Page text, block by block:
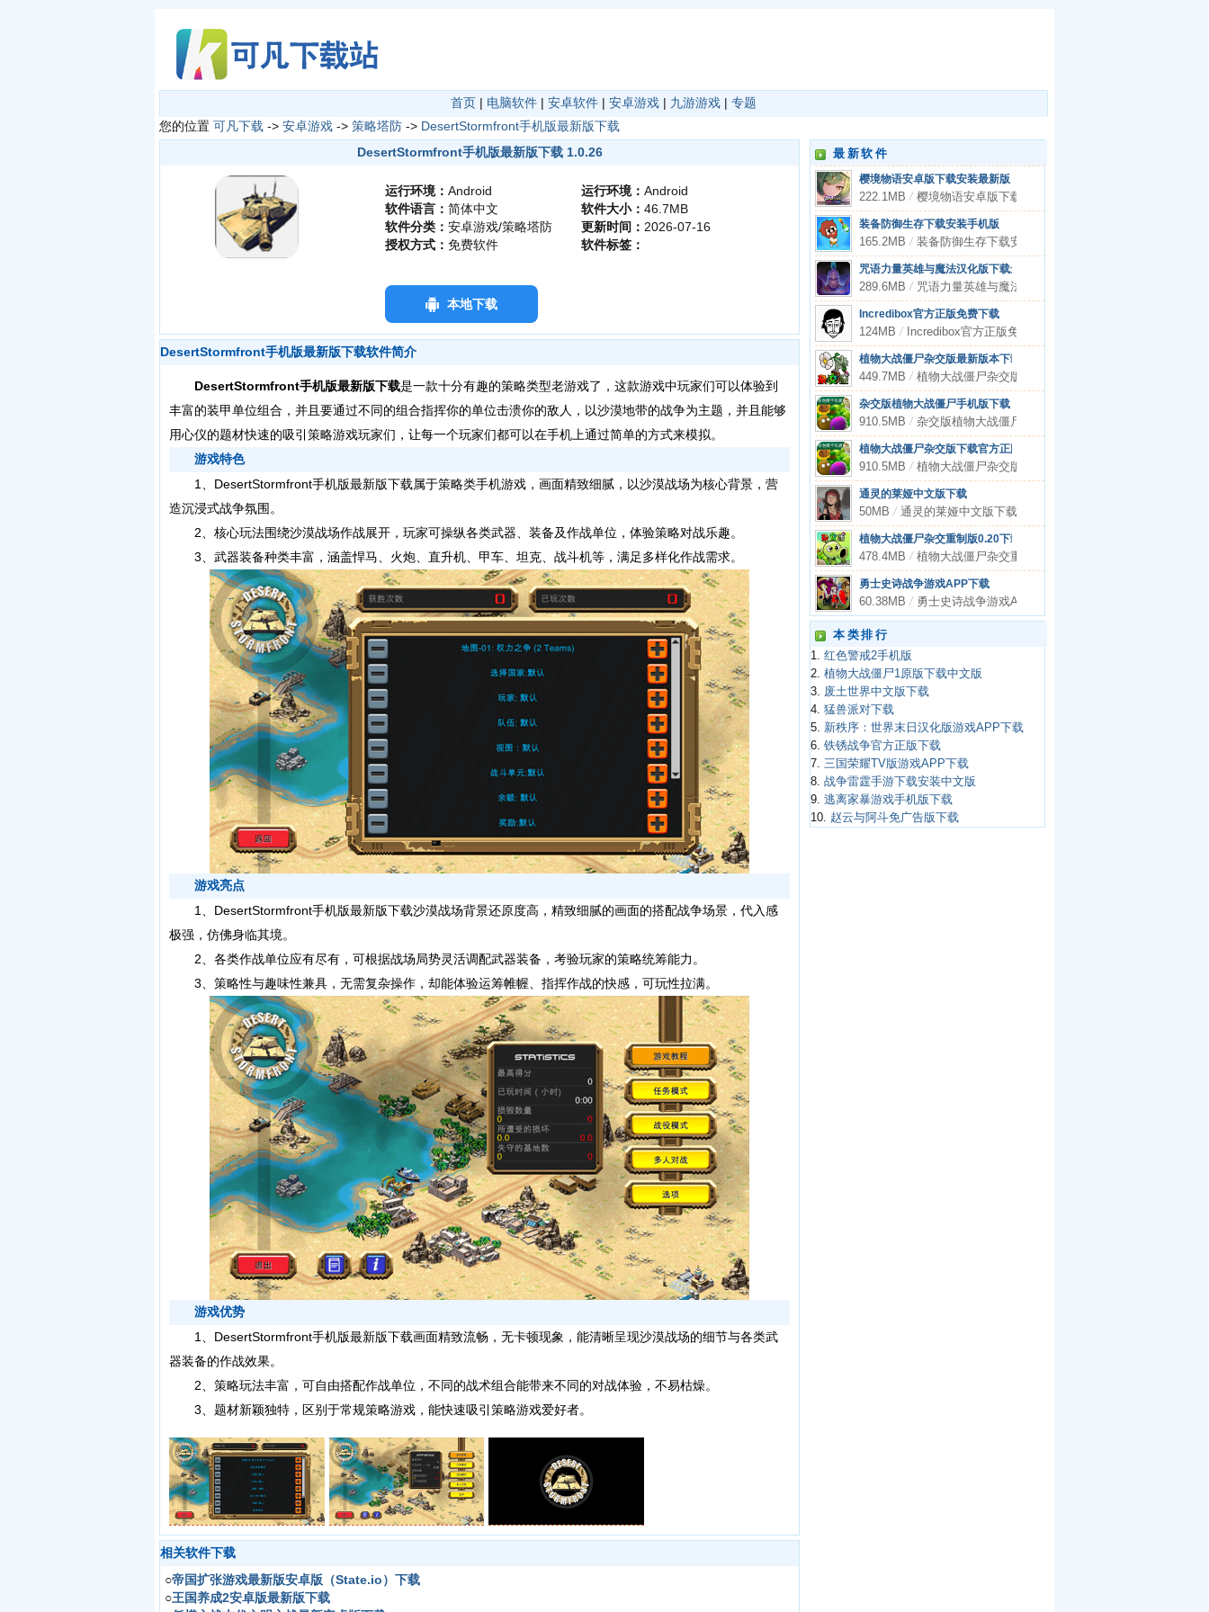
首页 | 电脑软件 | 安卓软件 | 安卓游戏 | 九游游戏 | 专题
您的位置 可凡下载 -> 安卓游戏 -> 策略塔防 -> DesertStormfront手机版最新版下载
DesertStormfront手机版最新版下载 1.0.26
运行环境： Android
软件语言： 简体中文
软件分类： 安卓游戏/策略塔防
授权方式： 免费软件
运行环境： Android
软件大小： 46.7MB
更新时间： 2026-07-16
软件标签：
本地下载
DesertStormfront手机版最新版下载软件简介
DesertStormfront手机版最新版下载是一款十分有趣的策略类型老游戏了，这款游戏中玩家们可以体验到
丰富的装甲单位组合，并且要通过不同的组合指挥你的单位击溃你的敌人，以沙漠地带的战争为主题，并且能够
用心仪的题材快速的吸引策略游戏玩家们，让每一个玩家们都可以在手机上通过简单的方式来模拟。
游戏特色
1、DesertStormfront手机版最新版下载属于策略类手机游戏，画面精致细腻，以沙漠战场为核心背景，营
造沉浸式战争氛围。
2、核心玩法围绕沙漠战场作战展开，玩家可操纵各类武器、装备及作战单位，体验策略对战乐趣。
3、武器装备种类丰富，涵盖悍马、火炮、直升机、甲车、坦克、战斗机等，满足多样化作战需求。
游戏亮点
1、DesertStormfront手机版最新版下载沙漠战场背景还原度高，精致细腻的画面的搭配战争场景，代入感
极强，仿佛身临其境。
2、各类作战单位应有尽有，可根据战场局势灵活调配武器装备，考验玩家的策略统筹能力。
3、策略性与趣味性兼具，无需复杂操作，却能体验运筹帷幄、指挥作战的快感，可玩性拉满。
游戏优势
1、DesertStormfront手机版最新版下载画面精致流畅，无卡顿现象，能清晰呈现沙漠战场的细节与各类武
器装备的作战效果。
2、策略玩法丰富，可自由搭配作战单位，不同的战术组合能带来不同的对战体验，不易枯燥。
3、题材新颖独特，区别于常规策略游戏，能快速吸引策略游戏爱好者。
相关软件下载
○帝国扩张游戏最新版安卓版（State.io）下载
○王国养成2安卓版最新版下载
最新软件
樱境物语安卓版下载安装最新版
222.1MB/ 樱境物语安卓版下载安装最新版
装备防御生存下载安装手机版
165.2MB/ 装备防御生存下载安装手机版
咒语力量英雄与魔法汉化版下载最新版
289.6MB/ 咒语力量英雄与魔法汉化版下载最新版
Incredibox官方正版免费下载
124MB/ Incredibox官方正版免费下载
植物大战僵尸杂交版最新版本下载安装
449.7MB/ 植物大战僵尸杂交版最新版本下载安装
杂交版植物大战僵尸手机版下载
910.5MB/ 杂交版植物大战僵尸手机版下载
植物大战僵尸杂交版下载官方正版
910.5MB/ 植物大战僵尸杂交版下载官方正版
通灵的莱娅中文版下载
50MB/ 通灵的莱娅中文版下载
植物大战僵尸杂交重制版0.20下载
478.4MB/ 植物大战僵尸杂交重制版0.20下载
勇士史诗战争游戏APP下载
60.38MB/ 勇士史诗战争游戏APP下载
本类排行
1. 红色警戒2手机版
2. 植物大战僵尸1原版下载中文版
3. 废土世界中文版下载
4. 猛兽派对下载
5. 新秩序：世界末日汉化版游戏APP下载
6. 铁锈战争官方正版下载
7. 三国荣耀TV版游戏APP下载
8. 战争雷霆手游下载安装中文版
9. 逃离家暴游戏手机版下载
10. 赵云与阿斗免广告版下载